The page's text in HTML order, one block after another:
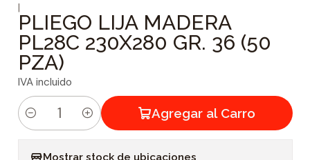
|
PLIEGO LIJA MADERA
PL28C 230X280 GR. 36 (50
PZA)
IVA incluido
C
Agregar al Carro
Mostrar stock de ubicaciones